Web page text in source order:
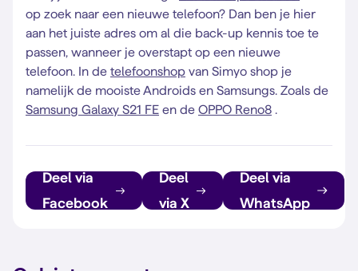
op zoek naar een nieuwe telefoon? Dan ben je hier
aan het juiste adres om al die back-up kennis toe te
passen, wanneer je overstapt op een nieuwe
telefoon. In de telefoonshop van Simyo shop je
namelijk de mooiste Androids en Samsungs. Zoals de
Samsung Galaxy S21 FE en de OPPO Reno8 .
Deel via
Facebook
Deel
via X
Deel via
WhatsApp